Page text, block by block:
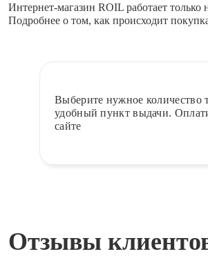
Интернет-магазин ROIL работает только
Подробнее о том, как происходит
Выберите нужное количество
удобный пункт выдачи.
сайте
Отзывы